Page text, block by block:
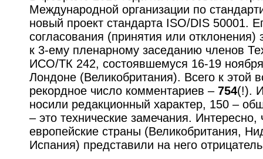
Международной организации по
новый проект стандарта ISO/DIS 50001.
согласования (принятия или
к 3-ему пленарному заседанию членов
ИСО/ТК 242, состоявшемуся 16-19
Лондоне (Великобритания). Всего к этой
рекордное число комментариев – 754(!).
носили редакционный характер, 150 –
– это технические замечания. Интересно,
европейские страны (Великобритания,
Испания) представили на него